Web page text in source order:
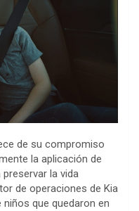
de su compromiso
la aplicación de
la vida
de operaciones de Kia
que quedaron en